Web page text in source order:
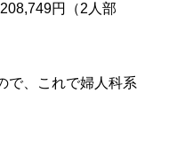
円（2人部
で、これで婦人科系